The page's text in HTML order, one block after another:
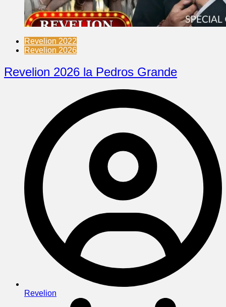
Revelion 2022
Revelion 2026
Revelion 2026 la Pedros Grande
Revelion